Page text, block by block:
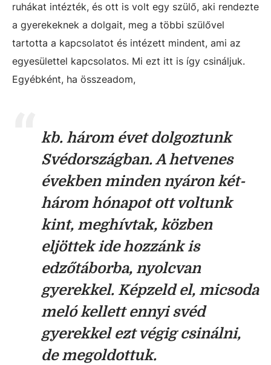
ruhákat intézték, és ott is volt egy szülő, aki rendezte
a gyerekeknek a dolgait, meg a többi szülővel
tartotta a kapcsolatot és intézett mindent, ami az
egyesülettel kapcsolatos. Mi ezt itt is így csináljuk.
Egyébként, ha összeadom,
kb. három évet dolgoztunk
Svédországban. A hetvenes
években minden nyáron két-
három hónapot ott voltunk
kint, meghívtak, közben
eljöttek ide hozzánk is
edzőtáborba, nyolcvan
gyerekkel. Képzeld el, micsoda
meló kellett ennyi svéd
gyerekkel ezt végig csinálni,
de megoldottuk.